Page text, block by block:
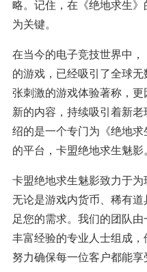
略。记住，在《绝地求生
为关键。
在当今的电子竞技世界中
的游戏，已经吸引了全球
张刺激的游戏体验著称，
新的内容，持续吸引着新
绍的是一个专门为《绝地
的平台，卡盟绝地求生魅影。
卡盟绝地求生魅影致力于为
无论是游戏内货币、稀有
足您的需求。我们的团队
丰富经验的专业人士组成
努力确保每一位客户都能享